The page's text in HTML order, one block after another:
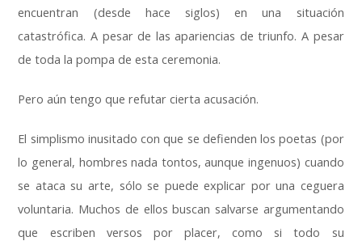
encuentran (desde hace siglos)en una situación
catastrófica. A pesar de las apariencias de triunfo.A pesar
de toda la pompa de esta ceremonia.
Pero aún tengo que refutar cierta acusación.
El simplismo inusitado con que se defienden los poetas (por
lo general, hombres nada tontos,aunque ingenuos) cuando
se ataca su arte, sólo se puede explicar por una ceguera
voluntaria. Muchos de ellos buscan salvarse argumentando
que escriben versos por placer,como si todo su